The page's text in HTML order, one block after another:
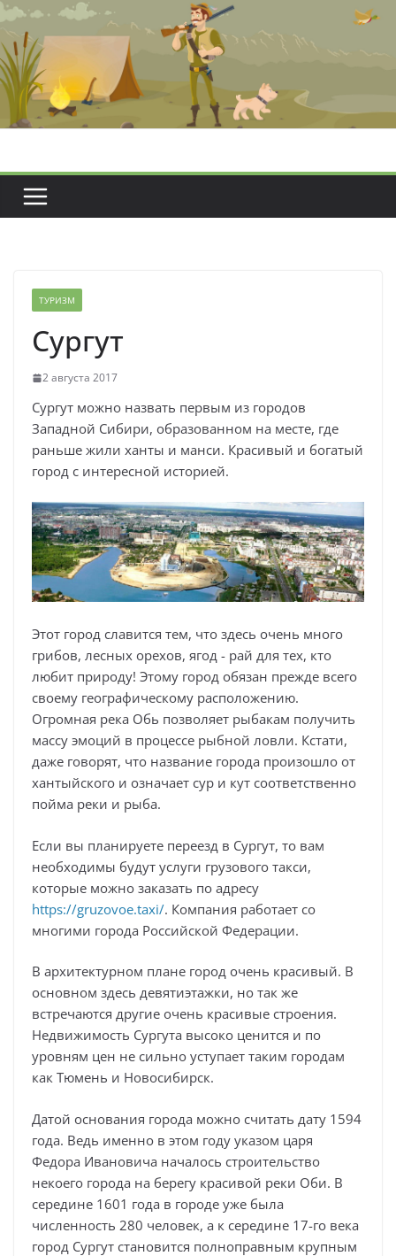
Перейти
содержимому
ТУРИЗМ
Сургут
2 августа 2017
Сургут можно назвать первым из городов
Западной Сибири, образованном на месте, где
раньше жили ханты и манси. Красивый и богатый
город с интересной историей.
Этот город славится тем, что здесь очень много
грибов, лесных орехов, ягод - рай для тех, кто
любит природу! Этому город обязан прежде всего
своему географическому расположению.
Огромная река Обь позволяет рыбакам получить
массу эмоций в процессе рыбной ловли. Кстати,
даже говорят, что название города произошло от
хантыйского и означает сур и кут соответственно
пойма реки и рыба.
Если вы планируете переезд в Сургут, то вам
необходимы будут услуги грузового такси,
которые можно заказать по адресу
https://gruzovoe.taxi/. Компания работает со
многими города Российской Федерации.
В архитектурном плане город очень красивый. В
основном здесь девятиэтажки, но так же
встречаются другие очень красивые строения.
Недвижимость Сургута высоко ценится и по
уровням цен не сильно уступает таким городам
как Тюмень и Новосибирск.
Датой основания города можно считать дату 1594
года. Ведь именно в этом году указом царя
Федора Ивановича началось строительство
некоего города на берегу красивой реки Оби. В
середине 1601 года в городе уже была
численность 280 человек, а к середине 17-го века
город Сургут становится полноправным крупным